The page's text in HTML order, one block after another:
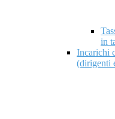
in
Incarichi
(dirigenti